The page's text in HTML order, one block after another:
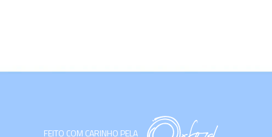
FEITO COM CARINHO PELA